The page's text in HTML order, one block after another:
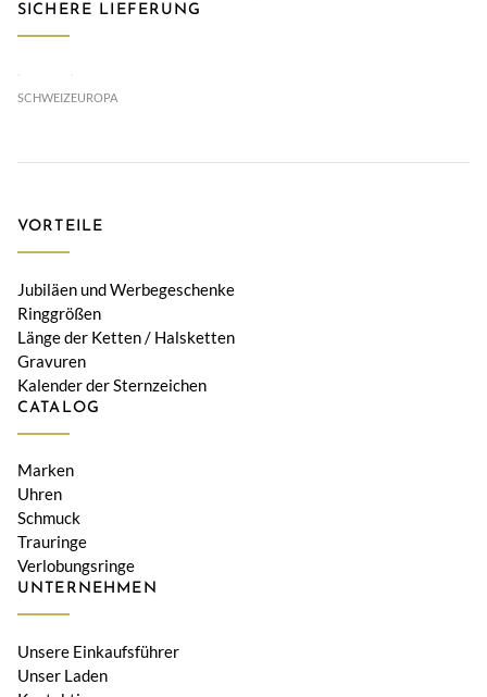
SICHERE LIEFERUNG
SCHWEIZEUROPA
VORTEILE
Jubiläen und Werbegeschenke
Ringgrößen
Länge der Ketten / Halsketten
Gravuren
Kalender der Sternzeichen
CATALOG
Marken
Uhren
Schmuck
Trauringe
Verlobungsringe
UNTERNEHMEN
Unsere Einkaufsführer
Unser Laden